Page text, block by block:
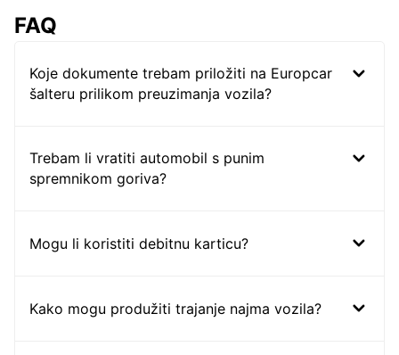
FAQ
Koje dokumente trebam priložiti na Europcar
šalteru prilikom preuzimanja vozila?
Trebam li vratiti automobil s punim
spremnikom goriva?
Mogu li koristiti debitnu karticu?
Kako mogu produžiti trajanje najma vozila?